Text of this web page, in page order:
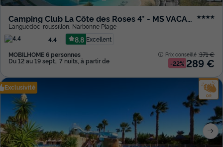
Camping Club La Côte des Roses 4* - MS VACANCES ★★★★
Languedoc-roussillon Narbonne Plage
4.4
8.8 Excellent
MOBILHOME 6 personnes
Du 12 au 19 sept., 7 nuits, à partir de
Prix conseillé :371 €
-22% 289 €
Exclusivité